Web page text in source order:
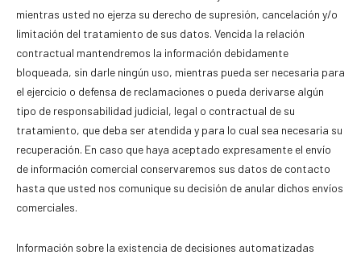
mientras usted no ejerza su derecho de supresión, cancelación y/o
limitación del tratamiento de sus datos. Vencida la relación
contractual mantendremos la información debidamente
bloqueada, sin darle ningún uso, mientras pueda ser necesaria para
el ejercicio o defensa de reclamaciones o pueda derivarse algún
tipo de responsabilidad judicial, legal o contractual de su
tratamiento, que deba ser atendida y para lo cual sea necesaria su
recuperación. En caso que haya aceptado expresamente el envío
de información comercial conservaremos sus datos de contacto
hasta que usted nos comunique su decisión de anular dichos envíos
comerciales.
Información sobre la existencia de decisiones automatizadas